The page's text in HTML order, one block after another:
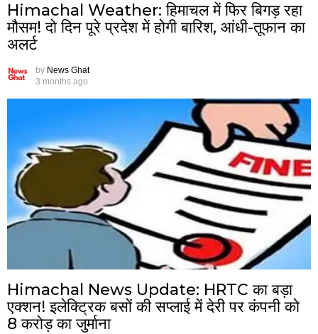
Himachal Weather: हिमाचल में फिर बिगड़ रहा
मौसम! दो दिन पूरे प्रदेश में होगी बारिश, आंधी-तूफान का
अलर्ट
by News Ghat
3 months ago
Himachal News Update: HRTC का बड़ा
एक्शन! इलेक्ट्रिक बसों की सप्लाई में देरी पर कंपनी को
8 करोड़ का जुर्माना